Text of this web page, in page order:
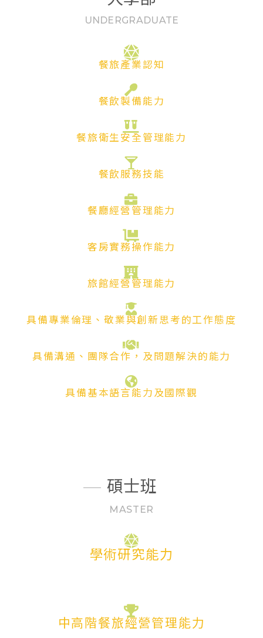
UNDERGRADUATE
餐旅產業認知
餐飲製備能力
餐旅衛生安全管理能力
餐飲服務技能
餐廳經營管理能力
客房實務操作能力
旅館經營管理能力
具備專業倫理、敬業與創新思考的工作態度
具備溝通、團隊合作，及問題解決的能力
具備基本語言能力及國際觀
碩士班
MASTER
學術研究能力
中高階餐旅經營管理能力